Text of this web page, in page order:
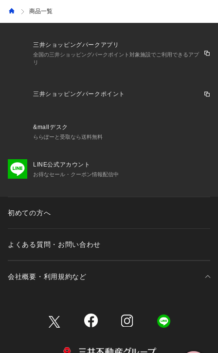
商品一覧
三井ショッピングパークアプリ
全国の三井ショッピングパークポイント対象施設でご利用できるアプ
リ
三井ショッピングパークポイント
&mallデスク
ららぽーと受取なら送料無料
LINE公式アカウント
お得なセール・クーポン情報配信中
初めての方へ
よくある質問・お問い合わせ
会社概要・利用規約など